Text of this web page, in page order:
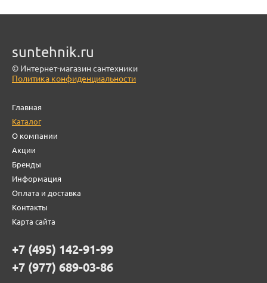
suntehnik.ru
© Интернет-магазин сантехники
Политика конфиденциальности
Главная
Каталог
О компании
Акции
Бренды
Информация
Оплата и доставка
Контакты
Карта сайта
+7 (495) 142-91-99
+7 (977) 689-03-86